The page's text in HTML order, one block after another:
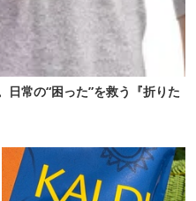
日常の“困った”を救う『折りた